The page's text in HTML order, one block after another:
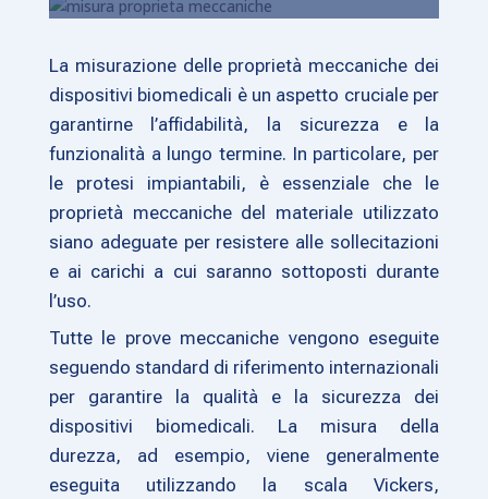
La misurazione delle proprietà meccaniche dei
dispositivi biomedicali è un aspetto cruciale per
garantirne l’affidabilità, la sicurezza e la
funzionalità a lungo termine. In particolare, per
le protesi impiantabili, è essenziale che le
proprietà meccaniche del materiale utilizzato
siano adeguate per resistere alle sollecitazioni
e ai carichi a cui saranno sottoposti durante
l’uso.
Tutte le prove meccaniche vengono eseguite
seguendo standard di riferimento internazionali
per garantire la qualità e la sicurezza dei
dispositivi biomedicali. La misura della
durezza, ad esempio, viene generalmente
eseguita utilizzando la scala Vickers,